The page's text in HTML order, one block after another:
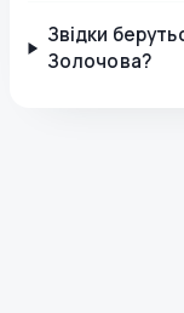
Звідки
Золочова?